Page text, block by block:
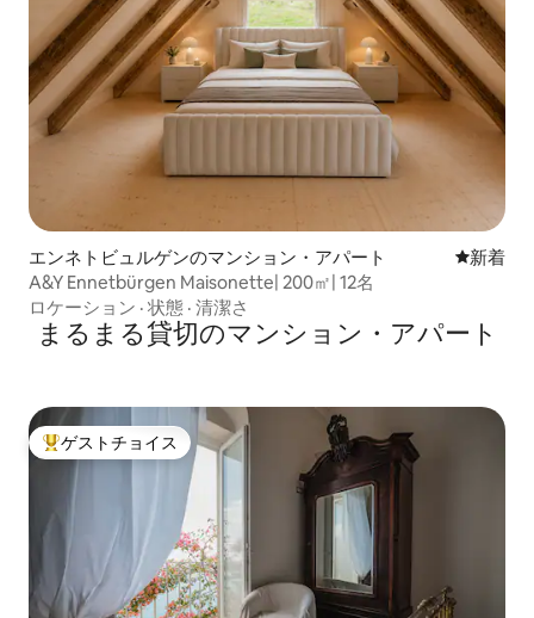
エンネトビュルゲンのマンション・アパート 新しい宿
新着
A&Y Ennetbürgen Maisonette| 200㎡| 12名
ロケーション · 状態 · 清潔さ
まるまる貸切のマンション・アパート
大好評のゲストチョイスです。
ゲストチョイス